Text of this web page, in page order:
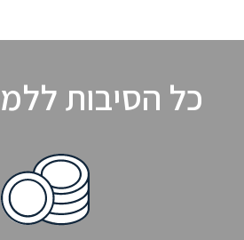
כל הסיבות